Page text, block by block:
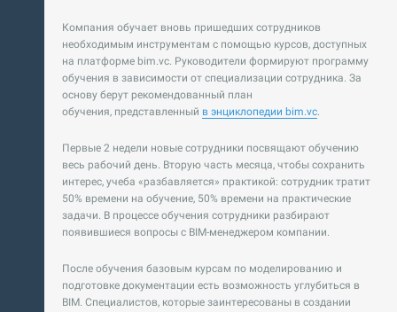
Компания обучает вновь пришедших сотрудников
необходимым инструментам с помощью курсов, доступных
на платформе bim.vc. Руководители формируют программу
обучения в зависимости от специализации сотрудника. За
основу берут рекомендованный план
обучения, представленный в энциклопедии bim.vc.
Первые 2 недели новые сотрудники посвящают обучению
весь рабочий день. Вторую часть месяца, чтобы сохранить
интерес, учеба «разбавляется» практикой: сотрудник тратит
50% времени на обучение, 50% времени на практические
задачи. В процессе обучения сотрудники разбирают
появившиеся вопросы с BIM-менеджером компании.
После обучения базовым курсам по моделированию и
подготовке документации есть возможность углубиться в
BIM. Специалистов, которые заинтересованы в создании